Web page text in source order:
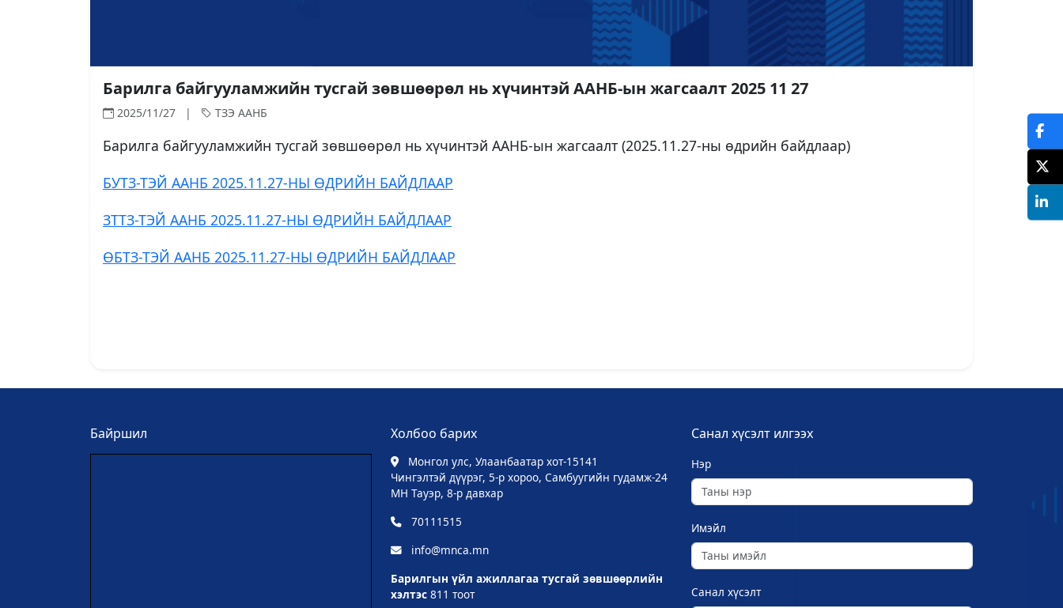
Барилга байгууламжийн тусгай зөвшөөрөл нь хүчинтэй ААНБ-ын жагсаалт 2025 11 27
2025/11/27 | ТЗЭ ААНБ
Барилга байгууламжийн тусгай зөвшөөрөл нь хүчинтэй ААНБ-ын жагсаалт (2025.11.27-ны өдрийн байдлаар)
БУТЗ-ТЭЙ ААНБ 2025.11.27-НЫ ӨДРИЙН БАЙДЛААР
ЗТТЗ-ТЭЙ ААНБ 2025.11.27-НЫ ӨДРИЙН БАЙДЛААР
ӨБТЗ-ТЭЙ ААНБ 2025.11.27-НЫ ӨДРИЙН БАЙДЛААР
Байршил Холбоо барих
Монгол улс, Улаанбаатар хот-15141
Чингэлтэй дүүрэг, 5-р хороо, Самбуугийн гудамж-24
МН Тауэр, 8-р давхар
70111515
info@mnca.mn
Барилгын үйл ажиллагаа тусгай зөвшөөрлийн
хэлтэс 811 тоот
Санал хүсэлт илгээх
Нэр
Имэйл
Санал хүсэлт